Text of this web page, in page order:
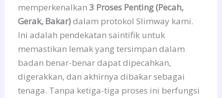
memperkenalkan3 Proses Penting (Pecah,
Gerak, Bakar)dalam protokol Slimway kami.
Ini adalah pendekatan saintifik untuk
memastikan lemak yang tersimpan dalam
badan benar-benar dapat dipecahkan,
digerakkan, dan akhirnya dibakar sebagai
tenaga. Tanpa ketiga-tiga proses ini berfungsi